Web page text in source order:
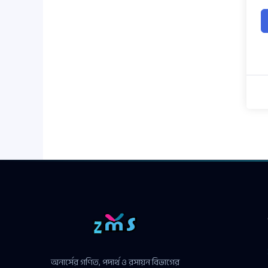
অনার্সের গণিত, পদার্থ ও রসায়ন বিভাগের